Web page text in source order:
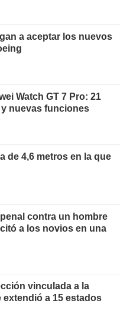
a aceptar los nuevos
Watch GT 7 Pro: 21
nuevas funciones
de 4,6 metros en la que
contra un hombre
a los novios en una
vinculada a la
extendió a 15 estados